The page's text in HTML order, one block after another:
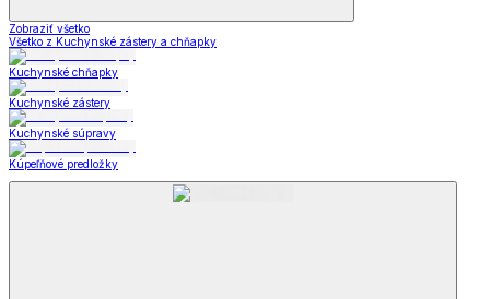
Zobraziť všetko
Všetko z Kuchynské zástery a chňapky
Kuchynské chňapky
Kuchynské zástery
Kuchynské súpravy
Kúpeľňové predložky